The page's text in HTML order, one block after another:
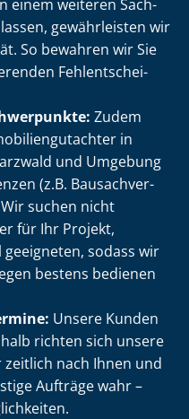
einem weiteren Sach­
gewährleisten wir
So bewahren wir Sie
Fehl­ent­schei­
Zudem
in
und Umgebung
(z.B. Bau­sach­ver­
suchen nicht
für Ihr Projekt,
sodass wir
bestens bedienen
Unsere Kunden
richten sich unsere
nach Ihnen und
Aufträge wahr –